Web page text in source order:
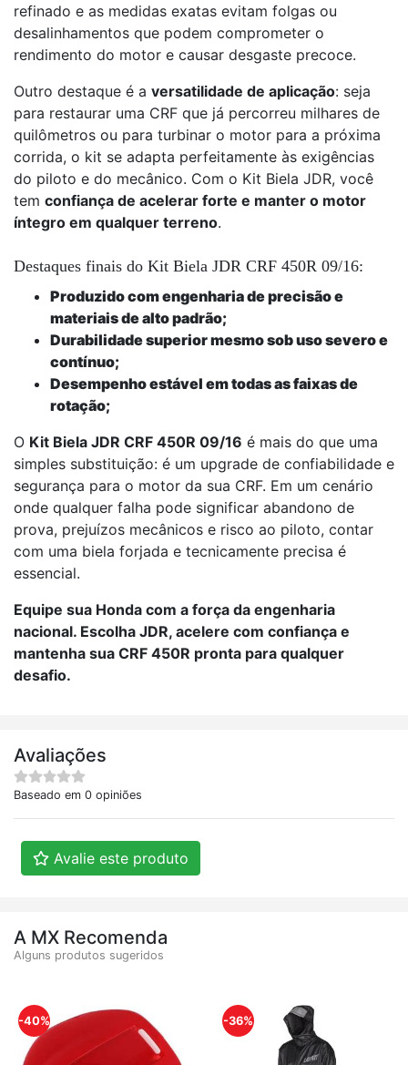
refinado e as medidas exatas evitam folgas ou
desalinhamentos que podem comprometer o
rendimento do motor e causar desgaste precoce.
Outro destaque é a versatilidade de aplicação: seja
para restaurar uma CRF que já percorreu milhares de
quilômetros ou para turbinar o motor para a próxima
corrida, o kit se adapta perfeitamente às exigências
do piloto e do mecânico. Com o Kit Biela JDR, você
tem confiança de acelerar forte e manter o motor
íntegro em qualquer terreno.
Destaques finais do Kit Biela JDR CRF 450R 09/16:
Produzido com engenharia de precisão e
materiais de alto padrão;
Durabilidade superior mesmo sob uso severo e
contínuo;
Desempenho estável em todas as faixas de
rotação;
O Kit Biela JDR CRF 450R 09/16 é mais do que uma
simples substituição: é um upgrade de confiabilidade e
segurança para o motor da sua CRF. Em um cenário
onde qualquer falha pode significar abandono de
prova, prejuízos mecânicos e risco ao piloto, contar
com uma biela forjada e tecnicamente precisa é
essencial.
Equipe sua Honda com a força da engenharia
nacional. Escolha JDR, acelere com confiança e
mantenha sua CRF 450R pronta para qualquer
desafio.
Avaliações
Baseado em 0 opiniões
Avalie este produto
A MX Recomenda
Alguns produtos sugeridos
-40% -36%